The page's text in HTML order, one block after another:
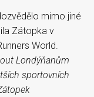
mimo jiné
Zátopka v
World.
Londýňanům
sportovních